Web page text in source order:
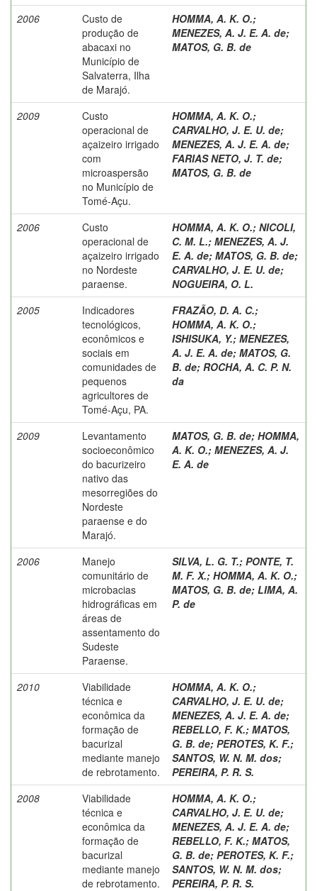
2006
Custo de
produção de
abacaxi no
Município de
Salvaterra, Ilha
de Marajó.
HOMMA, A. K. O.;
MENEZES, A. J. E. A. de;
MATOS, G. B. de
2009
Custo
operacional de
açaizeiro irrigado
com
microaspersão
no Município de
Tomé-Açu.
HOMMA, A. K. O.;
CARVALHO, J. E. U. de;
MENEZES, A. J. E. A. de;
FARIAS NETO, J. T. de;
MATOS, G. B. de
2006
Custo
operacional de
açaizeiro irrigado
no Nordeste
paraense.
HOMMA, A. K. O.; NICOLI,
C. M. L.; MENEZES, A. J.
E. A. de; MATOS, G. B. de;
CARVALHO, J. E. U. de;
NOGUEIRA, O. L.
2005
Indicadores
tecnológicos,
econômicos e
sociais em
comunidades de
pequenos
agricultores de
Tomé-Açu, PA.
FRAZÃO, D. A. C.;
HOMMA, A. K. O.;
ISHISUKA, Y.; MENEZES,
A. J. E. A. de; MATOS, G.
B. de; ROCHA, A. C. P. N.
da
2009
Levantamento
socioeconômico
do bacurizeiro
nativo das
mesorregiões do
Nordeste
paraense e do
Marajó.
MATOS, G. B. de; HOMMA,
A. K. O.; MENEZES, A. J.
E. A. de
2006
Manejo
comunitário de
microbacias
hidrográficas em
áreas de
assentamento do
Sudeste
Paraense.
SILVA, L. G. T.; PONTE, T.
M. F. X.; HOMMA, A. K. O.;
MATOS, G. B. de; LIMA, A.
P. de
2010
Viabilidade
técnica e
econômica da
formação de
bacurizal
mediante manejo
de rebrotamento.
HOMMA, A. K. O.;
CARVALHO, J. E. U. de;
MENEZES, A. J. E. A. de;
REBELLO, F. K.; MATOS,
G. B. de; PEROTES, K. F.;
SANTOS, W. N. M. dos;
PEREIRA, P. R. S.
2008
Viabilidade
técnica e
econômica da
formação de
bacurizal
mediante manejo
de rebrotamento.
HOMMA, A. K. O.;
CARVALHO, J. E. U. de;
MENEZES, A. J. E. A. de;
REBELLO, F. K.; MATOS,
G. B. de; PEROTES, K. F.;
SANTOS, W. N. M. dos;
PEREIRA, P. R. S.